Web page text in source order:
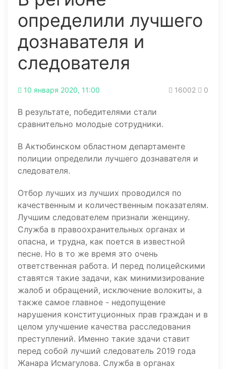
определили лучшего
дознавателя и
следователя
10 января 2020, 11:00 16002 0
В результате, победителями стали
сравнительно молодые сотрудники.
В Актюбинском областном департаменте
полиции определили лучшего дознавателя и
следователя.
Отбор лучших из лучших проводился по
качественным и количественным показателям.
Лучшим следователем признали женщину.
Служба в правоохранительных органах и
опасна, и трудна, как поется в известной
песне. Но в то же время это очень
ответственная работа. И перед полицейскими
ставятся такие задачи, как минимизирование
жалоб и обращений, исключение волокиты, а
также самое главное - недопущение
нарушения конституционных прав граждан и в
целом улучшение качества расследования
преступлений. Именно такие здачи ставит
перед собой лучший следователь 2019 года
Жанара Исмагулова. Служба в органах